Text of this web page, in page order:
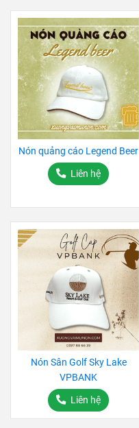
Nón quảng cáo Legend Beer
Liên hệ
Nón Sân Golf Sky Lake
VPBANK
Liên hệ